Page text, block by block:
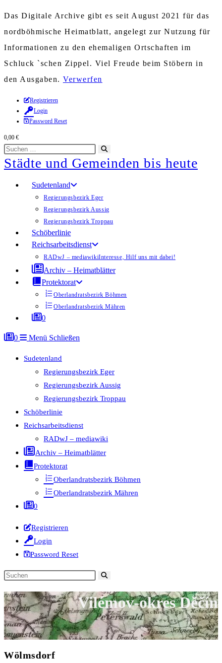
Das Digitale Archive gibt es seit August 2021 für das
nordböhmische Heimatblatt, angelegt zur Nutzung für
Informationen zu den ehemaligen Ortschaften im
Schluck `schen Zippel. Viel Freude beim Stöbern in
den Ausgaben. Verwerfen
Zum
Inhalt
springen
Registrieren
Login
Password Reset
0,00 €
Diese
Website
durchsuchen
starten
Städte und Gemeinden bis heute
Sudetenland
Regierungsbezirk Eger
Regierungsbezirk Aussig
Regierungsbezirk Troppau
Schöberlinie
Reichsarbeitsdienst
RADwJ – mediawikiInteresse, Hilf uns mit dabei!
Archiv – Heimatblätter
Protektorat
Oberlandratsbezirk Böhmen
Oberlandratsbezirk Mähren
0
0 Menü Schließen
Sudetenland
Regierungsbezirk Eger
Regierungsbezirk Aussig
Regierungsbezirk Troppau
Schöberlinie
Reichsarbeitsdienst
RADwJ – mediawiki
Archiv – Heimatblätter
Protektorat
Oberlandratsbezirk Böhmen
Oberlandratsbezirk Mähren
0
Registrieren
Login
Password Reset
Diese
durchsuchen
Vilémov-okres Děčín
Wölmsdorf